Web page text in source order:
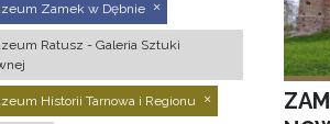
Zamek w Dębnie
Ratusz - Galeria Sztuki
Historii Tarnowa i Regionu